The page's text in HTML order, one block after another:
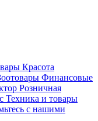
Красота
Финансовые
Розничная
Техника и товары
с нашими